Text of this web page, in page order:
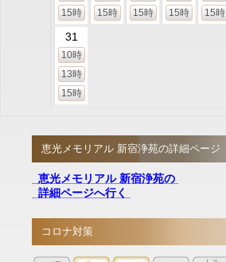
15時
15時
15時
15時
15時
31
10時
13時
15時
恵光メモリアル 新宿浄苑の詳細ページ
恵光メモリアル 新宿浄苑の
詳細ページへ行く
コロナ対策